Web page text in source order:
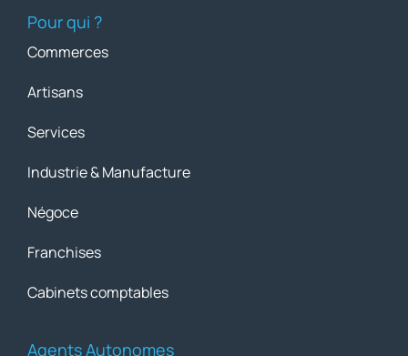
Pour qui ?
Commerces
Artisans
Services
Industrie & Manufacture
Négoce
Franchises
Cabinets comptables
Agents Autonomes